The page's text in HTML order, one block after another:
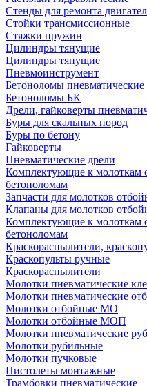
Стенды для ремонта
Стойки трансмиссионные
Стяжки пружин
Цилиндры тянущие
Цилиндры тянущие
Пневмоинструмент
Бетоноломы пневматические
Бетоноломы БК
Дрели, гайковерты
Буры для скальных пород
Буры по бетону
Гайковерты
Пневматические дрели
Комплектующие к молоткам
бетоноломам
Запчасти для молотков
Клапаны для молотков
Комплектующие к молоткам
бетоноломам
Краскораспылители,
Краскопульты ручные
Краскораспылители
Молотки пневматические
Молотки пневматические
Молотки отбойные МО
Молотки отбойные МОП
Молотки пневматические
Молотки рубильные
Молотки пучковые
Пистолеты монтажные
Трамбовки пневматические